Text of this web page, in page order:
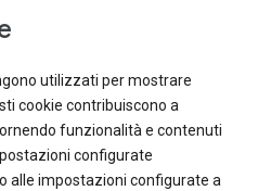
utilizzati per mostrare
cookie contribuiscono a
funzionalità e contenuti
configurate
o alle impostazioni configurate a